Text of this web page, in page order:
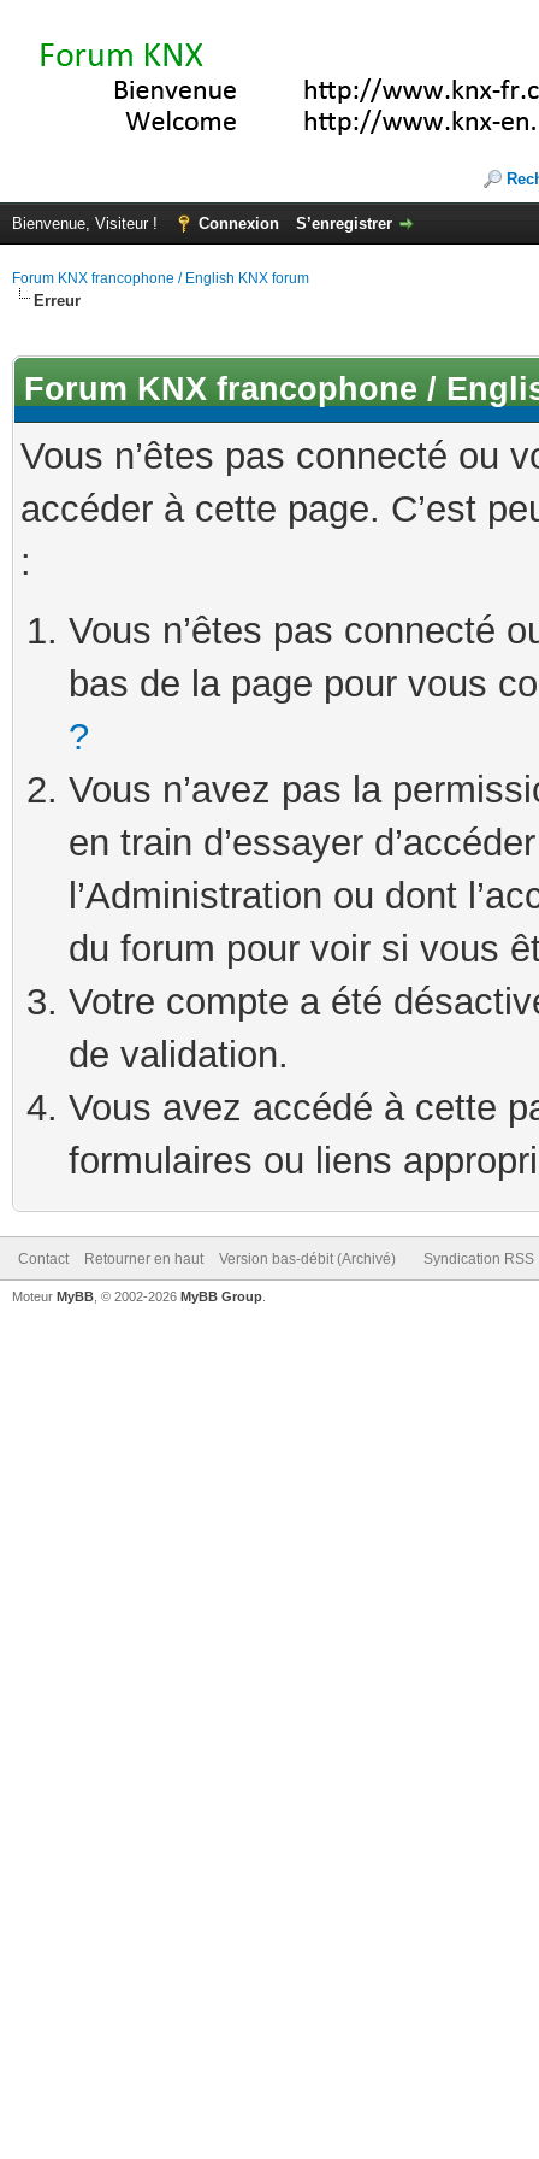
Bienvenue, Visiteur ! Connexion S’enregistrer
Forum KNX francophone / English KNX forum
Erreur
Forum KNX francophone /
Vous n’êtes pas connecté ou
accéder à cette page. C’est
:
Vous n’êtes pas connecté
bas de la page pour vous
?
Vous n’avez pas la
en train d’essayer
l’Administration ou dont
du forum pour voir si vous
Votre compte a été
de validation.
Vous avez accédé à cette
formulaires ou liens
Contact Retourner en haut Version bas-débit (Archivé) Syndication RSS
Moteur MyBB , © 2002-2026 MyBB Group